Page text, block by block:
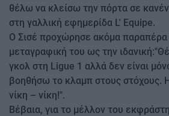
θέλω να κλείσω την πόρτα σε
στη γαλλική εφημερίδα L' Equipe.
O Σισέ προχώρησε ακόμα παραπέρα
μεταγραφική του ως την
γκολ στη Ligue 1 αλλά δεν είναι
βοηθήσω το κλαμπ στους στόχους.
νίκη – νίκη!".
Βέβαια, για το μέλλον του